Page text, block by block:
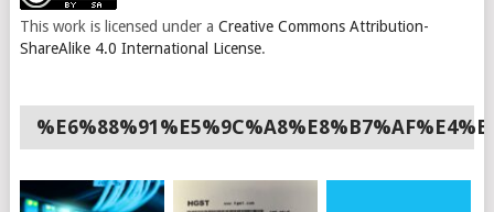
This work is licensed under a Creative Commons Attribution-
ShareAlike 4.0 International License.